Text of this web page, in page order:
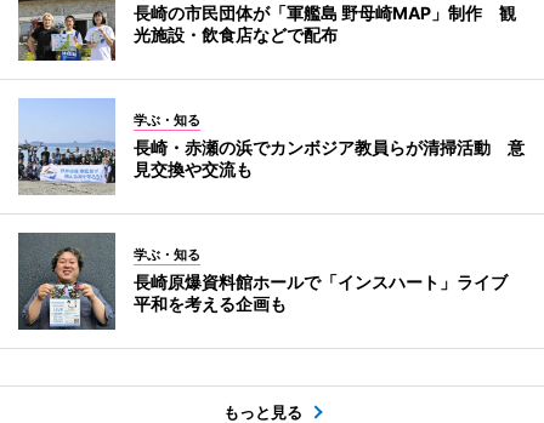
長崎の市民団体が「軍艦島 野母崎MAP」制作 観
光施設・飲食店などで配布
学ぶ・知る
長崎・赤瀬の浜でカンボジア教員らが清掃活動 意
見交換や交流も
学ぶ・知る
長崎原爆資料館ホールで「インスハート」ライブ
平和を考える企画も
もっと見る